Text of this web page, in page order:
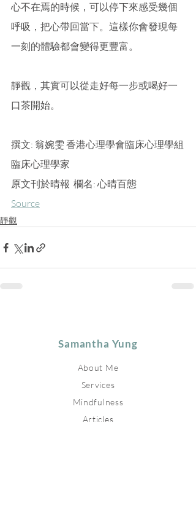
心不在焉的時候，可以停下來感受幾個
呼吸，把心帶回當下。這樣你會發現每
一刻的體驗都會變得更豐富。
靜觀，其實可以從走好每一步或喝好一
口茶開始。
撰文: 翁婉雯 香港心理學會臨床心理學組
臨床心理學家
原文刊於晴報  欄名: 心晴百態
Source
靜觀
Samantha Yung
About Me
Services
Mindfulness
Articles